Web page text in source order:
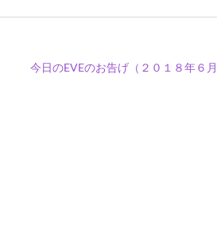
今日のEVEのお告げ（２０１８年６